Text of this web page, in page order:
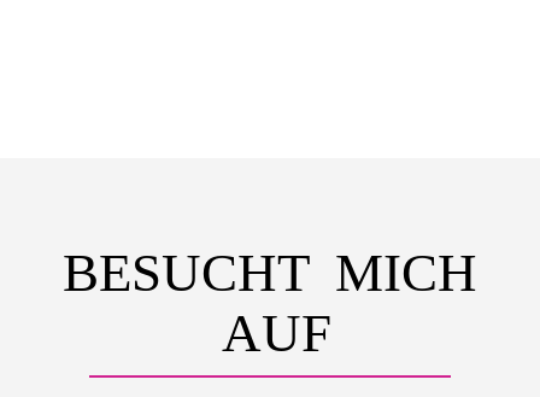
BESUCHT MICH
AUF